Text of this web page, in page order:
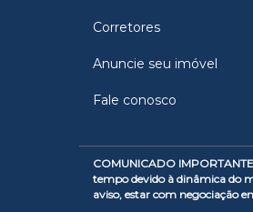
Corretores
Anuncie seu imóvel
Fale conosco
COMUNICADO
tempo devido à dinâmica do
aviso, estar com negociação